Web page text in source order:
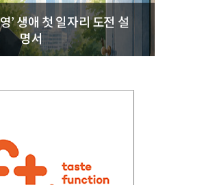
애 첫 일자리 도전 설
명서